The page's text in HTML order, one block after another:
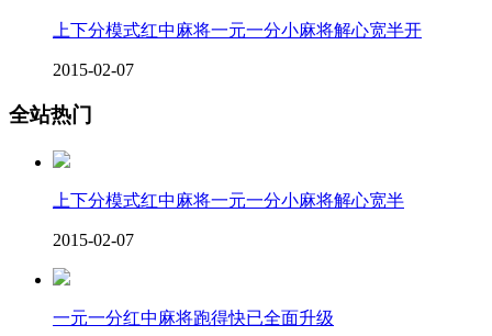
上下分模式红中麻将一元一分小麻将解心宽半开
2015-02-07
全站热门
上下分模式红中麻将一元一分小麻将解心宽半
2015-02-07
一元一分红中麻将跑得快已全面升级